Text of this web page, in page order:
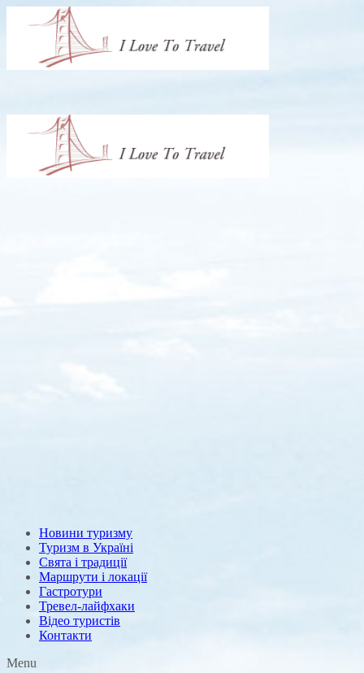
Новини туризму
Туризм в Україні
Свята і традиції
Маршрути і локації
Гастротури
Тревел-лайфхаки
Відео туристів
Контакти
Menu